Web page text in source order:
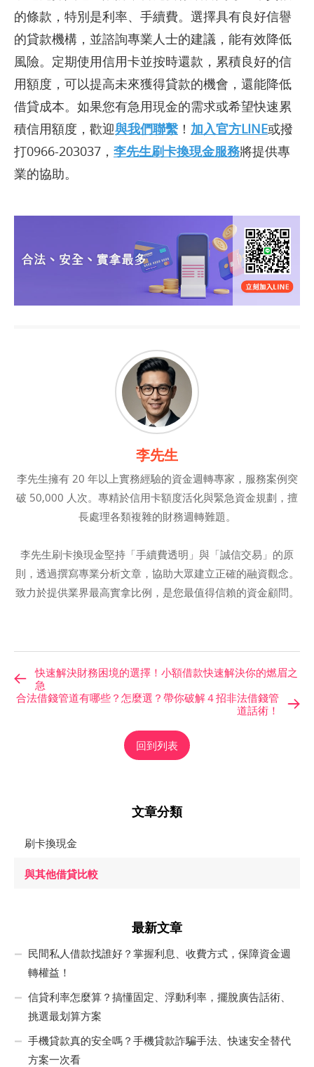
的條款，特別是利率、手續費。選擇具有良好信譽
的貸款機構，並諮詢專業人士的建議，能有效降低
風險。定期使用信用卡並按時還款，累積良好的信
用額度，可以提高未來獲得貸款的機會，還能降低
借貸成本。如果您有急用現金的需求或希望快速累
積信用額度，歡迎與我們聯繫 ！ 加入官方LINE或撥
打0966-203037， 李先生刷卡換現金服務將提供專
業的協助。
李先生
李先生擁有 20 年以上實務經驗的資金週轉專家，服務案例突
破 50,000 人次。專精於信用卡額度活化與緊急資金規劃，擅
長處理各類複雜的財務週轉難題。
李先生刷卡換現金堅持「手續費透明」與「誠信交易」的原
則，透過撰寫專業分析文章，協助大眾建立正確的融資觀念。
致力於提供業界最高實拿比例，是您最值得信賴的資金顧問。
快速解決財務困境的選擇！小額借款快速解決你的燃眉之
急
合法借錢管道有哪些？怎麼選？帶你破解４招非法借錢管
道話術！
回到列表
文章分類
刷卡換現金
與其他借貸比較
最新文章
民間私人借款找誰好？掌握利息、收費方式，保障資金週
轉權益！
信貸利率怎麼算？搞懂固定、浮動利率，擺脫廣告話術、
挑選最划算方案
手機貸款真的安全嗎？手機貸款詐騙手法、快速安全替代
方案一次看